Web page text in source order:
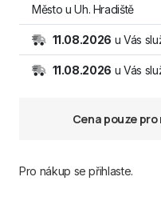
Město u Uh. Hradiště
11.08.2026 u Vás
11.08.2026 u Vás
Cena pouze
Pro nákup se přihlaste.